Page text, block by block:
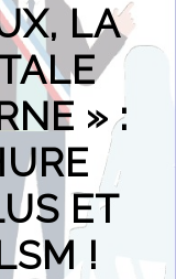
LA
» :
ET
!